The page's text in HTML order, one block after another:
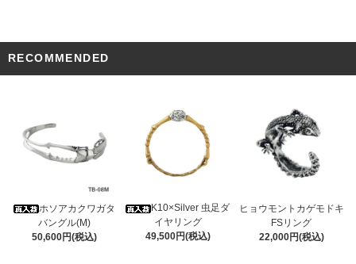
RECOMMENDED
ホソアカクワガタ
バングル(M)
50,600円(税込)
K10×Silver 虫足ダ
イヤリング
49,500円(税込)
ヒョウモントカゲモドキ
FSリング
22,000円(税込)